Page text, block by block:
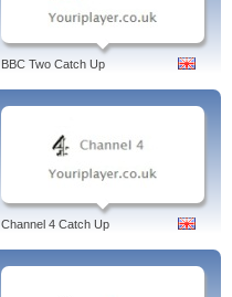
BBC Two Catch Up
Channel 4 Catch Up